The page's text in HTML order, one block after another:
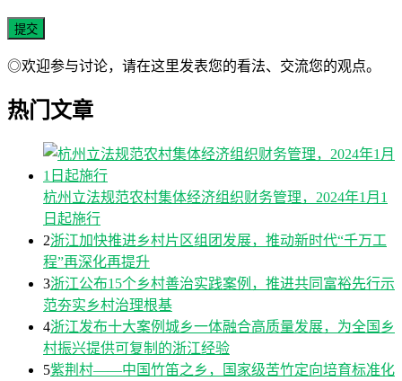
◎欢迎参与讨论，请在这里发表您的看法、交流您的观点。
热门文章
杭州立法规范农村集体经济组织财务管理，2024年1月1
日起施行
2浙江加快推进乡村片区组团发展，推动新时代“千万工
程”再深化再提升
3浙江公布15个乡村善治实践案例，推进共同富裕先行示
范夯实乡村治理根基
4浙江发布十大案例城乡一体融合高质量发展，为全国乡
村振兴提供可复制的浙江经验
5紫荆村——中国竹笛之乡，国家级苦竹定向培育标准化